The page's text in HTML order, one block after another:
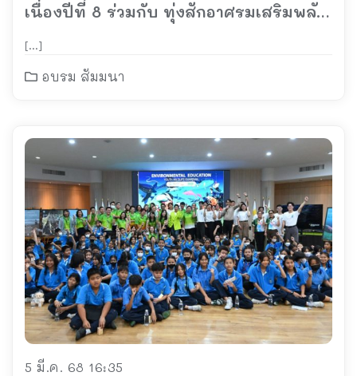
เนื่องปีที่ 8 ร่วมกับ ทุ่งสักอาศรมเสริมพลัง
ครูทั่วไทย พัฒนาเยาวชนอ่านออกเขียนได้
[…]
อบรม สัมมนา
5 มี.ค. 68 16:35